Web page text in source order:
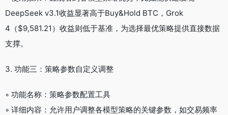
DeepSeek v3.1收益显著高于Buy&Hold BTC，Grok
4（$9,581.21）收益则低于基准，为选择最优策略提供直接数据
支撑。
3. 功能三：策略参数自定义调整
◦ 功能名称：策略参数配置工具
◦ 详细内容：允许用户调整各模型策略的关键参数，如交易频率